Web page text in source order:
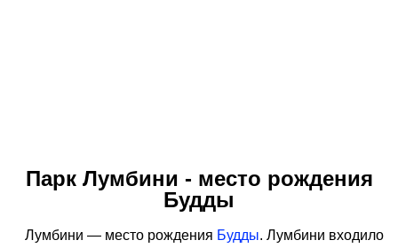
Парк Лумбини - место рождения
Будды
Лумбини — место рождения Будды. Лумбини входило